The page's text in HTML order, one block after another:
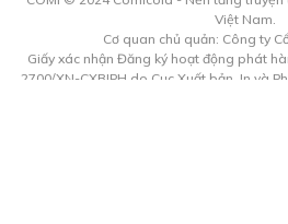
Việt Nam.
Cơ quan chủ quản: Công ty
Giấy xác nhận Đăng ký hoạt động phát
2700/XN-CXBIPH do Cục Xuất bản, In và